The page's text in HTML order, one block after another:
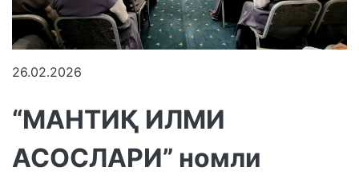
26.02.2026
“МАНТИҚ ИЛМИ
АСОСЛАРИ” номли